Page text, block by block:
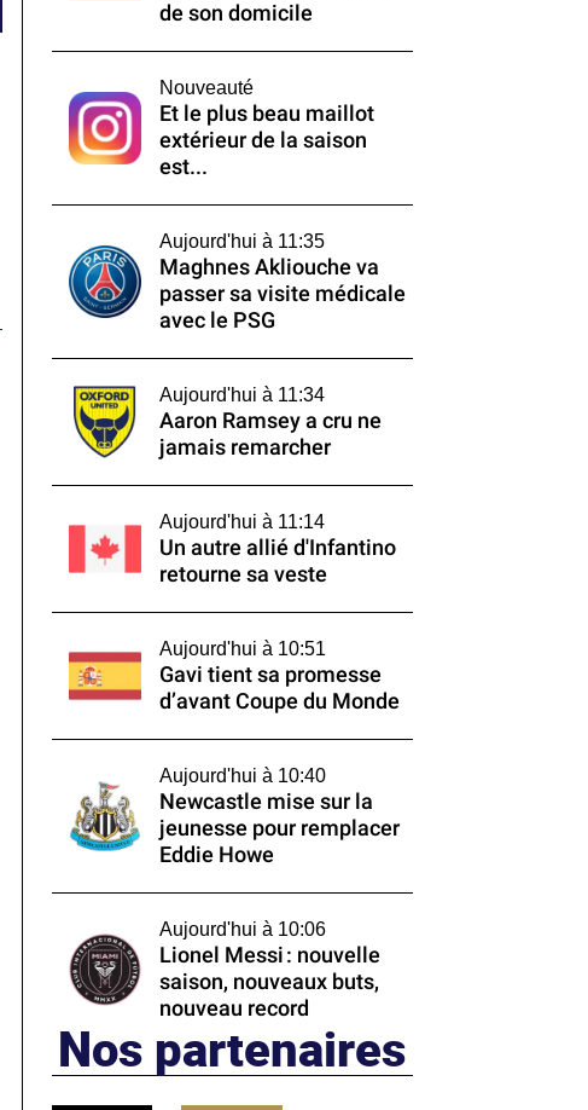
de son domicile
Nouveauté
Et le plus beau maillot
extérieur de la saison
est...
Aujourd'hui à 11:35
Maghnes Akliouche va
passer sa visite médicale
avec le PSG
Aujourd'hui à 11:34
Aaron Ramsey a cru ne
jamais remarcher
Aujourd'hui à 11:14
Un autre allié d'Infantino
retourne sa veste
Aujourd'hui à 10:51
Gavi tient sa promesse
d’avant Coupe du Monde
Aujourd'hui à 10:40
Newcastle mise sur la
jeunesse pour remplacer
Eddie Howe
Aujourd'hui à 10:06
Lionel Messi : nouvelle
saison, nouveaux buts,
nouveau record
Nos partenaires